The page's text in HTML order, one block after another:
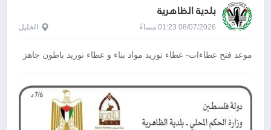
بلدية الظاهرية
08/07/2026 01:23 مساءً الخليل
موعد فتح عطاءات- عطاء توريد مواد بناء و عطاء توريد باطون جاهز